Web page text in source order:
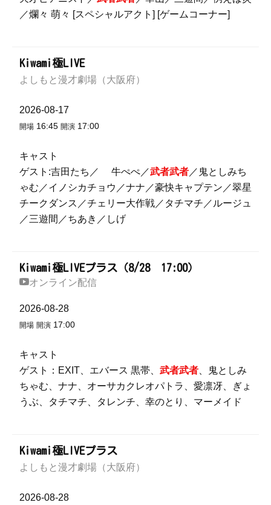
／爛々 萌々 [スペシャルアクト] [ゲームコーナー]
Kiwami極LIVE
よしもと漫才劇場（大阪府）
2026-08-17
開場 16:45 開演 17:00
キャスト
ゲスト:吉田たち／ 牛ぺぺ／武者武者 ／鬼としみち
ゃむ／イノシカチョウ／ナナ／豪快キャプテン／翠星
チークダンス／チェリー大作戦／タチマチ／ルージュ
／三遊間／ちあき／しげ
Kiwami極LIVEプラス（8/28 17:00）
オンライン配信
2026-08-28
開場 開演 17:00
キャスト
ゲスト：EXIT、エバース 黒帯、 武者武者 、鬼としみ
ちゃむ、ナナ、オーサカクレオパトラ、愛凛冴、ぎょ
うぶ、タチマチ、タレンチ、幸のとり、マーメイド
Kiwami極LIVEプラス
よしもと漫才劇場（大阪府）
2026-08-28